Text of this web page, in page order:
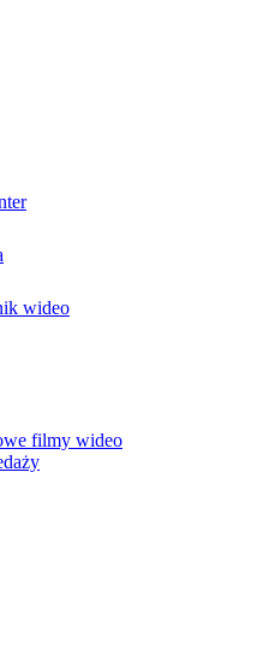
wideo
filmy wideo